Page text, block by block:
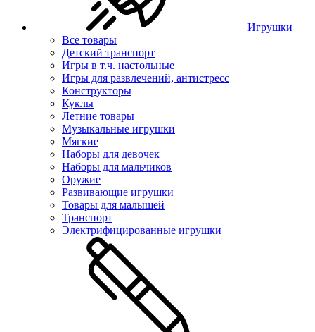
Игрушки
Все товары
Детский транспорт
Игры в т.ч. настольные
Игры для развлечений, антистресс
Конструкторы
Куклы
Летние товары
Музыкальные игрушки
Мягкие
Наборы для девочек
Наборы для мальчиков
Оружие
Развивающие игрушки
Товары для малышей
Транспорт
Электрифицированные игрушки